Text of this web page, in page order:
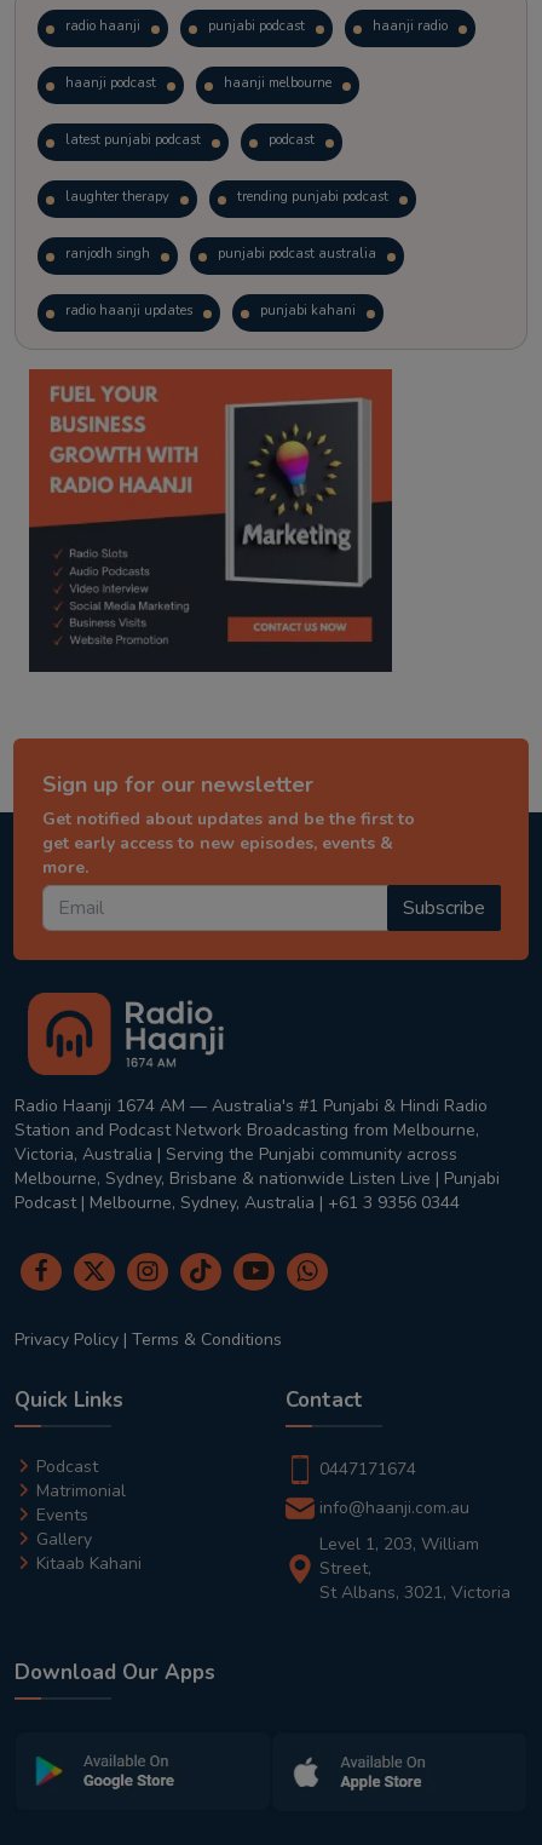
radio haanji punjabi podcast haanji radio
haanji podcast haanji melbourne
latest punjabi podcast podcast
laughter therapy trending punjabi podcast
ranjodh singh punjabi podcast australia
radio haanji updates punjabi kahani
kitaab kahani punjabi story
Sign up for our newsletter
Get notified about updates and be the first to
get early access to new episodes, events &
more.
Subscribe
Radio Haanji 1674 AM — Australia's #1 Punjabi & Hindi Radio
Station and Podcast Network Broadcasting from Melbourne,
Victoria, Australia | Serving the Punjabi community across
Melbourne, Sydney, Brisbane & nationwide Listen Live | Punjabi
Podcast | Melbourne, Sydney, Australia | +61 3 9356 0344
Privacy Policy | Terms & Conditions
Quick Links
Podcast
Matrimonial
Events
Gallery
Kitaab Kahani
Contact
0447171674
info@haanji.com.au
Level 1, 203, William
Street,
St Albans, 3021, Victoria
Download Our Apps